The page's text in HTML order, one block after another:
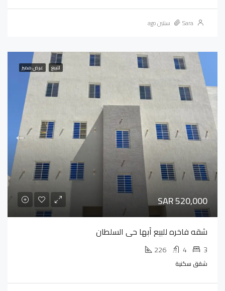
Sara سنتين ago
للبيع عرض مميز
SAR 520,000
شقه فاخره للبيع أبها حى السلطان
3
4
226
شقق سكنية